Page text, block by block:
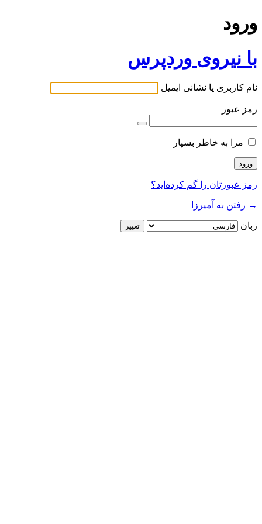
ورود
با نیروی وردپرس
نام کاربری یا نشانی ایمیل
رمز عبور
مرا به خاطر بسپار
رمز عبورتان را گم کرده‌اید؟
→ رفتن به آمیرزا
زبان